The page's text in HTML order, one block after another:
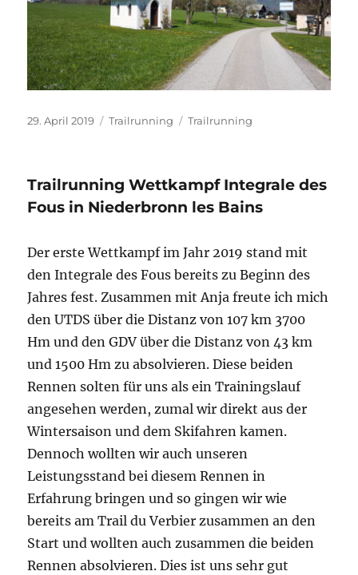
Veröffentlicht
29. April 2019 Kategorien
Trailrunning Schlagwörter
Trailrunning
Trailrunning Wettkampf Integrale des
Fous in Niederbronn les Bains
Der erste Wettkampf im Jahr 2019 stand mit
den Integrale des Fous bereits zu Beginn des
Jahres fest. Zusammen mit Anja freute ich mich
den UTDS über die Distanz von 107 km 3700
Hm und den GDV über die Distanz von 43 km
und 1500 Hm zu absolvieren. Diese beiden
Rennen solten für uns als ein Trainingslauf
angesehen werden, zumal wir direkt aus der
Wintersaison und dem Skifahren kamen.
Dennoch wollten wir auch unseren
Leistungsstand bei diesem Rennen in
Erfahrung bringen und so gingen wir wie
bereits am Trail du Verbier zusammen an den
Start und wollten auch zusammen die beiden
Rennen absolvieren. Dies ist uns sehr gut